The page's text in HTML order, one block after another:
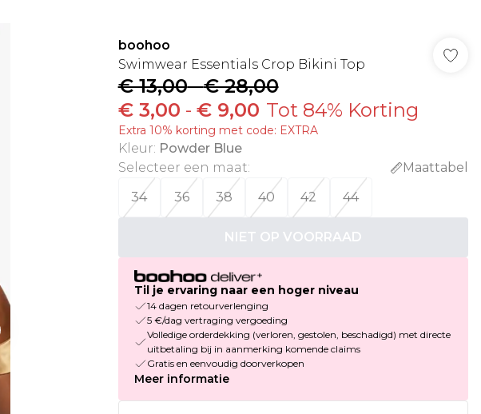
boohoo
Swimwear Essentials Crop Bikini Top
€ 13,00-€ 28,00
€ 3,00 - € 9,00 Tot 84% Korting
Extra 10% korting met code: EXTRA
Kleur: Powder Blue
Selecteer een maat:
Maattabel
34
36 38 40 42 44
NIET OP VOORRAAD
Til je ervaring naar een hoger niveau
14 dagen retourverlenging
5 €/dag vertraging vergoeding
Volledige orderdekking (verloren, gestolen, beschadigd) met directe
uitbetaling bij in aanmerking komende claims
Gratis en eenvoudig doorverkopen
Meer informatie